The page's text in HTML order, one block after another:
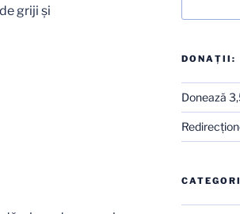
griji şi
DONAȚII:
Donează